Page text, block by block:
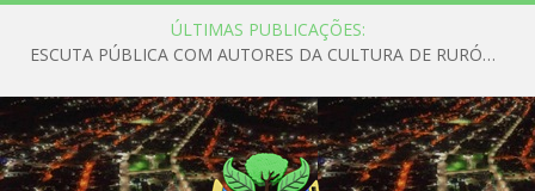
ÚLTIMAS PUBLICAÇÕES:
ESCUTA PÚBLICA COM AUTORES DA CULTURA DE RURÓPOLIS